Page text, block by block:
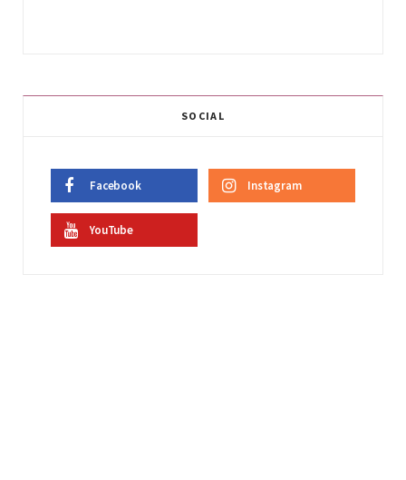
SOCIAL
Facebook Instagram
YouTube